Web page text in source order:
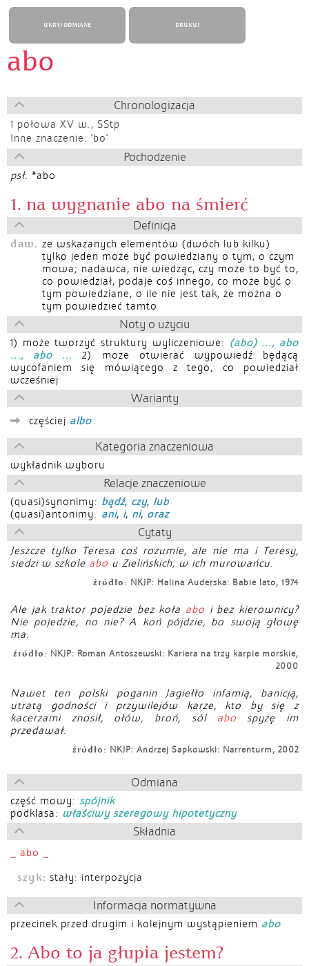
UKRYJ ODMIANĘ DRUKUJ
abo
Chronologizacja
1 połowa XV w., SStp
Inne znaczenie: 'bo'
Pochodzenie
psł. *abo
1. na wygnanie abo na śmierć
Definicja
daw. ze wskazanych elementów (dwóch lub kilku)
tylko jeden może być powiedziany o tym, o czym
mowa; nadawca, nie wiedząc, czy może to być to,
co powiedział, podaje coś innego, co może być o
tym powiedziane, o ile nie jest tak, że można o
tym powiedzieć tamto
Noty o użyciu
1) może tworzyć struktury wyliczeniowe: (abo) ..., abo
..., abo ...
2) może otwierać wypowiedź będącą
wycofaniem się mówiącego z tego, co powiedział
wcześniej
Warianty
częściej albo
Kategoria znaczeniowa
wykładnik wyboru
Relacje znaczeniowe
(quasi)synonimy: bądź, czy, lub
(quasi)antonimy: ani, i, ni, oraz
Cytaty
Jeszcze tylko Teresa coś rozumie, ale nie ma i Teresy,
siedzi w szkole abo u Zielińskich, w ich murowańcu.
źródło: NKJP: Halina Auderska: Babie lato, 1974
Ale jak traktor pojedzie bez koła abo i bez kierownicy?
Nie pojedzie, no nie? A koń pójdzie, bo swoją głowę
ma.
źródło: NKJP: Roman Antoszewski: Kariera na trzy karpie morskie,
2000
Nawet ten polski poganin Jagiełło infamią, banicją,
utratą godności i przywilejów karze, kto by się z
kacerzami znosił, ołów, broń, sól abo spyżę im
przedawał.
źródło: NKJP: Andrzej Sapkowski: Narrenturm, 2002
Odmiana
część mowy: spójnik
podklasa: właściwy szeregowy hipotetyczny
Składnia
abo
szyk: stały: interpozycja
Informacja normatywna
przecinek przed drugim i kolejnym wystąpieniem abo
2. Abo to ja głupia jestem?